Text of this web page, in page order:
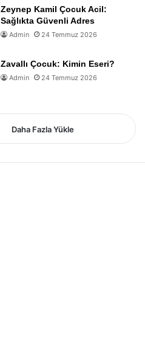
Zeynep Kamil Çocuk Acil:
Sağlıkta Güvenli Adres
Admin 24 Temmuz 2026
Zavallı Çocuk: Kimin Eseri?
Admin 24 Temmuz 2026
Daha Fazla Yükle